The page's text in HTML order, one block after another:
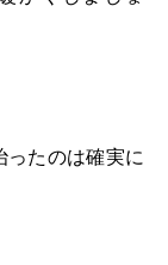
ったのは確実に